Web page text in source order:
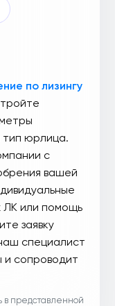
по лизингу
тип юрлица.
с
вашей
ЛК или помощь
заявку
специалист
и сопроводит
в представленной